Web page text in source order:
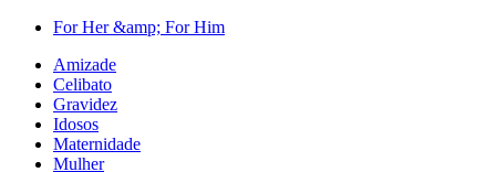
For Her &amp; For Him
Amizade
Celibato
Gravidez
Idosos
Maternidade
Mulher